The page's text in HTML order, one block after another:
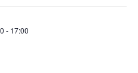
- 17:00